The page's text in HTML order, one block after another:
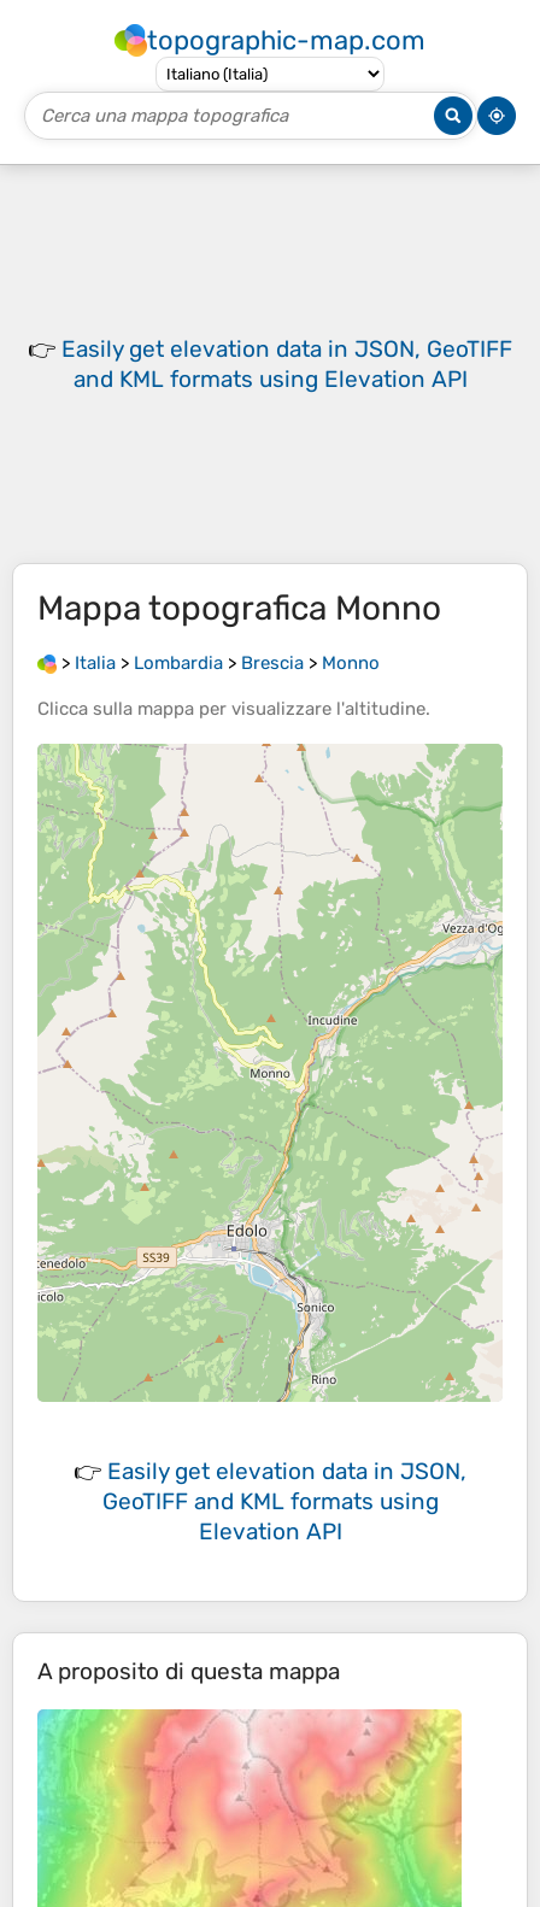
topographic-map.com
👉 Easily get elevation data in JSON, GeoTIFF
and KML formats using Elevation API
Mappa topografica Monno
> Italia > Lombardia > Brescia > Monno
Clicca sulla mappa per visualizzare l'altitudine.
👉 Easily get elevation data in JSON,
GeoTIFF and KML formats using
Elevation API
A proposito di questa mappa